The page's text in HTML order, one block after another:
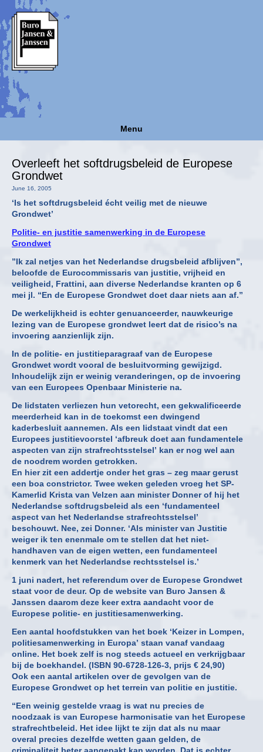
Menu
Overleeft het softdrugsbeleid de Europese
Grondwet
June 16, 2005
‘Is het softdrugsbeleid écht veilig met de nieuwe
Grondwet’
Politie- en justitie samenwerking in de Europese
Grondwet
”Ik zal netjes van het Nederlandse drugsbeleid afblijven”,
beloofde de Eurocommissaris van justitie, vrijheid en
veiligheid, Frattini, aan diverse Nederlandse kranten op 6
mei jl. “En de Europese Grondwet doet daar niets aan af.”
De werkelijkheid is echter genuanceerder, nauwkeurige
lezing van de Europese grondwet leert dat de risico’s na
invoering aanzienlijk zijn.
In de politie- en justitieparagraaf van de Europese
Grondwet wordt vooral de besluitvorming gewijzigd.
Inhoudelijk zijn er weinig veranderingen, op de invoering
van een Europees Openbaar Ministerie na.
De lidstaten verliezen hun vetorecht, een gekwalificeerde
meerderheid kan in de toekomst een dwingend
kaderbesluit aannemen. Als een lidstaat vindt dat een
Europees justitievoorstel ‘afbreuk doet aan fundamentele
aspecten van zijn strafrechtsstelsel’ kan er nog wel aan
de noodrem worden getrokken.
En hier zit een addertje onder het gras – zeg maar gerust
een boa constrictor. Twee weken geleden vroeg het SP-
Kamerlid Krista van Velzen aan minister Donner of hij het
Nederlandse softdrugsbeleid als een ‘fundamenteel
aspect van het Nederlandse strafrechtsstelsel’
beschouwt. Nee, zei Donner. ‘Als minister van Justitie
weiger ik ten enenmale om te stellen dat het niet-
handhaven van de eigen wetten, een fundamenteel
kenmerk van het Nederlandse rechtsstelsel is.’
1 juni nadert, het referendum over de Europese Grondwet
staat voor de deur. Op de website van Buro Jansen &
Janssen daarom deze keer extra aandacht voor de
Europese politie- en justitiesamenwerking.
Een aantal hoofdstukken van het boek ‘Keizer in Lompen,
politiesamenwerking in Europa’ staan vanaf vandaag
online. Het boek zelf is nog steeds actueel en verkrijgbaar
bij de boekhandel. (ISBN 90-6728-126-3, prijs € 24,90)
Ook een aantal artikelen over de gevolgen van de
Europese Grondwet op het terrein van politie en justitie.
“Een weinig gestelde vraag is wat nu precies de
noodzaak is van Europese harmonisatie van het Europese
strafrechtbeleid. Het idee lijkt te zijn dat als nu maar
overal precies dezelfde wetten gaan gelden, de